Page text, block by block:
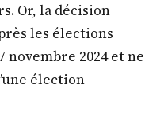
Or, la décision
les élections
2024 et ne
élection